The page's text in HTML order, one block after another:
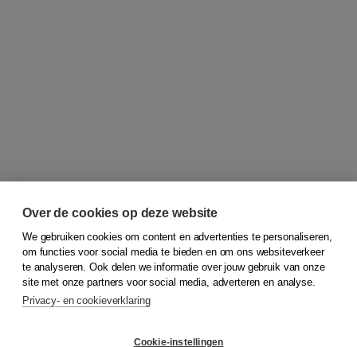
© 2026Koninklijke Boom uitgevers
Over de cookies op deze website
We gebruiken cookies om content en advertenties te personaliseren,
om functies voor social media te bieden en om ons websiteverkeer
te analyseren. Ook delen we informatie over jouw gebruik van onze
site met onze partners voor social media, adverteren en analyse.
Privacy- en cookieverklaring
Cookie-instellingen